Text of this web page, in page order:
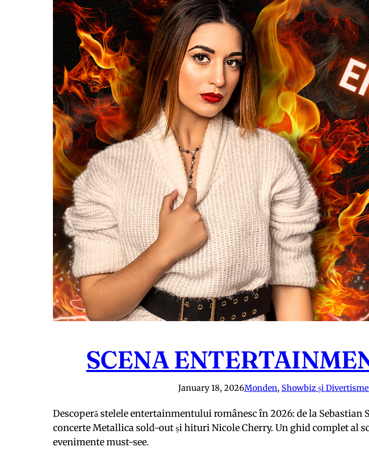
SCENA
January 18, 2026Monden, Showbiz și
Descoperă stelele entertainmentului românesc în 2026: de la
concerte Metallica sold-out și hituri Nicole Cherry. Un ghid complet al
evenimente must-see.